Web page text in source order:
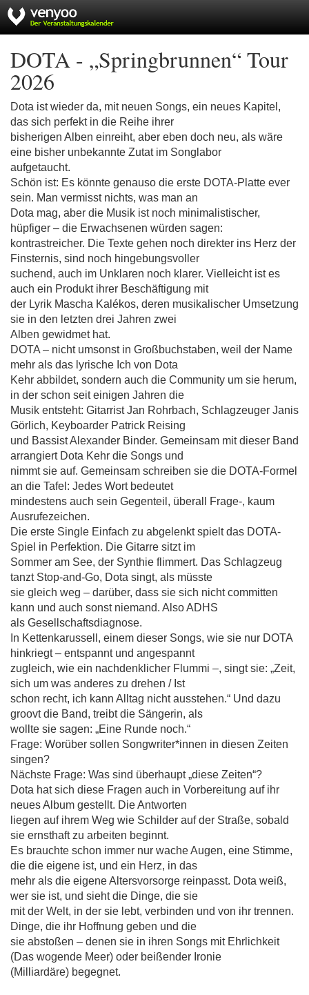
DOTA - „Springbrunnen“ Tour
2026
Dota ist wieder da, mit neuen Songs, ein neues Kapitel,
das sich perfekt in die Reihe ihrer
bisherigen Alben einreiht, aber eben doch neu, als wäre
eine bisher unbekannte Zutat im Songlabor
aufgetaucht.
Schön ist: Es könnte genauso die erste DOTA-Platte ever
sein. Man vermisst nichts, was man an
Dota mag, aber die Musik ist noch minimalistischer,
hüpfiger – die Erwachsenen würden sagen:
kontrastreicher. Die Texte gehen noch direkter ins Herz der
Finsternis, sind noch hingebungsvoller
suchend, auch im Unklaren noch klarer. Vielleicht ist es
auch ein Produkt ihrer Beschäftigung mit
der Lyrik Mascha Kalékos, deren musikalischer Umsetzung
sie in den letzten drei Jahren zwei
Alben gewidmet hat.
DOTA – nicht umsonst in Großbuchstaben, weil der Name
mehr als das lyrische Ich von Dota
Kehr abbildet, sondern auch die Community um sie herum,
in der schon seit einigen Jahren die
Musik entsteht: Gitarrist Jan Rohrbach, Schlagzeuger Janis
Görlich, Keyboarder Patrick Reising
und Bassist Alexander Binder. Gemeinsam mit dieser Band
arrangiert Dota Kehr die Songs und
nimmt sie auf. Gemeinsam schreiben sie die DOTA-Formel
an die Tafel: Jedes Wort bedeutet
mindestens auch sein Gegenteil, überall Frage-, kaum
Ausrufezeichen.
Die erste Single Einfach zu abgelenkt spielt das DOTA-
Spiel in Perfektion. Die Gitarre sitzt im
Sommer am See, der Synthie flimmert. Das Schlagzeug
tanzt Stop-and-Go, Dota singt, als müsste
sie gleich weg – darüber, dass sie sich nicht committen
kann und auch sonst niemand. Also ADHS
als Gesellschaftsdiagnose.
In Kettenkarussell, einem dieser Songs, wie sie nur DOTA
hinkriegt – entspannt und angespannt
zugleich, wie ein nachdenklicher Flummi –, singt sie: „Zeit,
sich um was anderes zu drehen / Ist
schon recht, ich kann Alltag nicht ausstehen.“ Und dazu
groovt die Band, treibt die Sängerin, als
wollte sie sagen: „Eine Runde noch.“
Frage: Worüber sollen Songwriter*innen in diesen Zeiten
singen?
Nächste Frage: Was sind überhaupt „diese Zeiten“?
Dota hat sich diese Fragen auch in Vorbereitung auf ihr
neues Album gestellt. Die Antworten
liegen auf ihrem Weg wie Schilder auf der Straße, sobald
sie ernsthaft zu arbeiten beginnt.
Es brauchte schon immer nur wache Augen, eine Stimme,
die die eigene ist, und ein Herz, in das
mehr als die eigene Altersvorsorge reinpasst. Dota weiß,
wer sie ist, und sieht die Dinge, die sie
mit der Welt, in der sie lebt, verbinden und von ihr trennen.
Dinge, die ihr Hoffnung geben und die
sie abstoßen – denen sie in ihren Songs mit Ehrlichkeit
(Das wogende Meer) oder beißender Ironie
(Milliardäre) begegnet.